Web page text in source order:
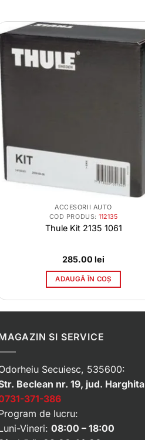
ACCESORII AUTO
COD PRODUS:112135
Thule Kit 2135 1061
285.00 lei
ADAUGĂ ÎN COȘ
SI SERVICE
Secuiesc, 535600:
Beclean nr. 19, jud. Harghita
371-386
de lucru:
Vineri: 08:00 – 18:00